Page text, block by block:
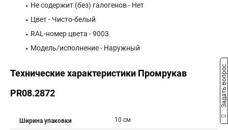
Не содержит (без) галогенов - Нет
Цвет - Чисто-белый
RAL-номер цвета - 9003
Модель/исполнение - Наружный
Технические характеристики Промрукав
PR08.2872
Ширина упаковки 10 см
Задать вопрос